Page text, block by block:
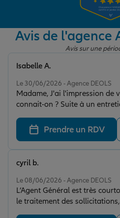
Garantie des accidents de la
Assurance scolaire
Protection juridique
Retraite
Tous nos devis d'assurance
Avis de l'agence
Avis sur une
Le 30/06/2026 - Agence DEOLS
Madame, J'ai l'impression de
connait-on ? Suite à un
j'ai constaté un énorme
visible.?
Isabelle A.
Prendre un RDV
Le 08/06/2026 - Agence DEOLS
L’Agent Général est très
le traitement des
promptes sollicitations.
cyril b.